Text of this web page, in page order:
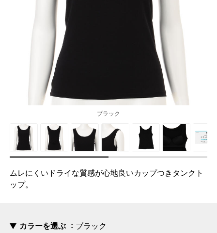
ブラック
ムレにくいドライな質感が心地良いカップつきタンクト
ップ。
カラーを選ぶ ブラック